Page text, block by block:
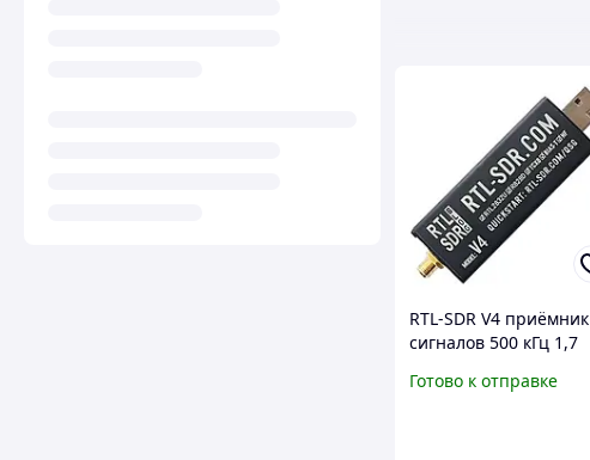
RTL-SDR V4 приёмник
сигналов 500 кГц 1,7
R828D tuner, 1PPM
Готово к отправке